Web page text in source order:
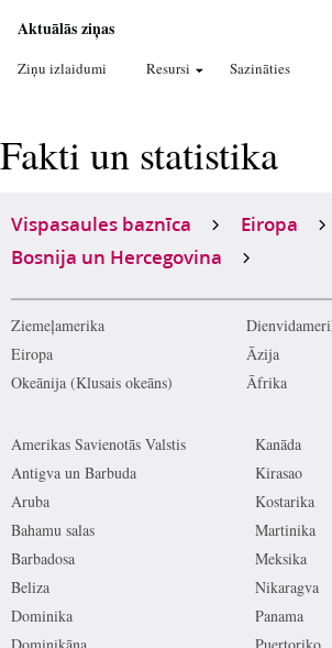
Aktuālās ziņas
Ziņu izlaidumi Resursi Sazināties
Fakti un statistika
Vispasaules baznīca
Eiropa
Bosnija un Hercegovina
Ziemeļamerika
Eiropa
Āzija
Okeānija (Klusais okeāns)
Āfrika
Amerikas Savienotās Valstis
Antigva un Barbuda
Aruba
Bahamu salas
Barbadosa
Beliza
Dominika
Kanāda
Kirasao
Kostarika
Martinika
Meksika
Nikaragva
Panama